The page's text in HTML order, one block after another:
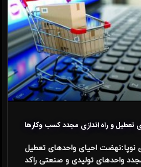
تعطیل و راه اندازی مجدد کسب وکارها
نوپا:نهضت احیای واحدهای تعطیل
مجدد واحدهای تولیدی و صنعتی راکد